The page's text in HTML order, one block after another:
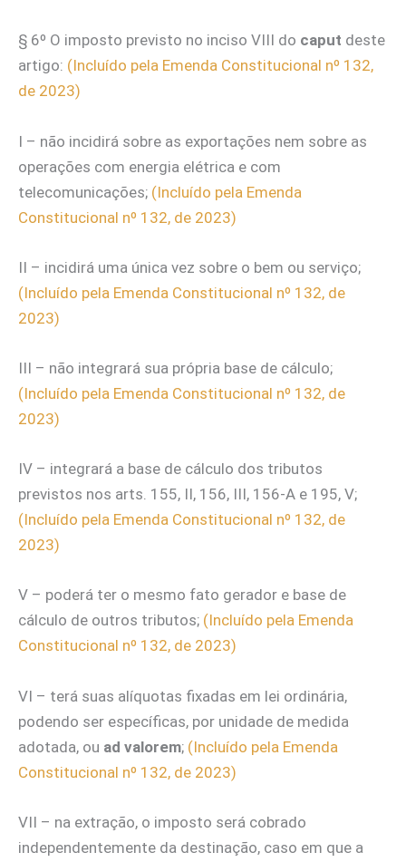
§ 6º O imposto previsto no inciso VIII do caput deste
artigo: (Incluído pela Emenda Constitucional nº 132,
de 2023)
I – não incidirá sobre as exportações nem sobre as
operações com energia elétrica e com
telecomunicações; (Incluído pela Emenda
Constitucional nº 132, de 2023)
II – incidirá uma única vez sobre o bem ou serviço;
(Incluído pela Emenda Constitucional nº 132, de
2023)
III – não integrará sua própria base de cálculo;
(Incluído pela Emenda Constitucional nº 132, de
2023)
IV – integrará a base de cálculo dos tributos
previstos nos arts. 155, II, 156, III, 156-A e 195, V;
(Incluído pela Emenda Constitucional nº 132, de
2023)
V – poderá ter o mesmo fato gerador e base de
cálculo de outros tributos; (Incluído pela Emenda
Constitucional nº 132, de 2023)
VI – terá suas alíquotas fixadas em lei ordinária,
podendo ser específicas, por unidade de medida
adotada, ou ad valorem; (Incluído pela Emenda
Constitucional nº 132, de 2023)
VII – na extração, o imposto será cobrado
independentemente da destinação, caso em que a